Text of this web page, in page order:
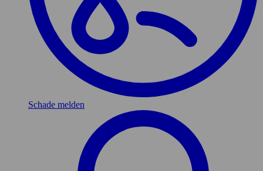
Schade melden